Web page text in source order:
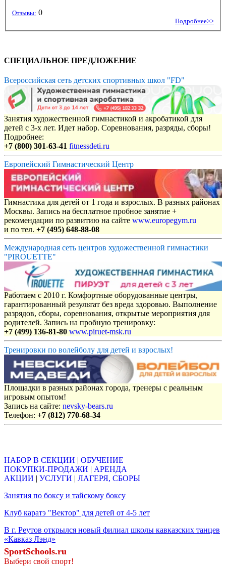
Отзывы: 0
Подробнее>>
СПЕЦИАЛЬНОЕ ПРЕДЛОЖЕНИЕ
Всероссийская сеть детских спортивных школ "FD"
Занятия художественной гимнастикой и акробатикой для
детей с 3-х лет. Идет набор. Соревнования, разряды, сборы!
Подробнее:
+7 (800) 301-63-41 fitnessdeti.ru
Европейский Гимнастический Центр
Гимнастика для детей от 1 года и взрослых. В разных районах
Москвы. Запись на бесплатное пробное занятие +
рекомендации по развитию на сайте www.europegym.ru
и по тел. +7 (495) 648-88-08
Международная сеть центров художественной гимнастики
"PIROUETTE"
Работаем с 2010 г. Комфортные оборудованные центры,
гарантированный результат без вреда здоровью. Выполнение
разрядов, сборы, соревнования, открытые мероприятия для
родителей. Запись на пробную тренировку:
+7 (499) 136-81-80 www.piruet-msk.ru
Тренировки по волейболу для детей и взрослых!
Площадки в разных районах города, тренеры с реальным
игровым опытом!
Запись на сайте: nevsky-bears.ru
Телефон: +7 (812) 770-68-34
НАБОР В СЕКЦИИ | ОБУЧЕНИЕ
ПОКУПКИ-ПРОДАЖИ | АРЕНДА
АКЦИИ | УСЛУГИ | ЛАГЕРЯ, СБОРЫ
Занятия по боксу и тайскому боксу
Клуб каратэ "Вектор" для детей от 4-5 лет
В г. Реутов открылся новый филиал школы кавказских танцев
«Кавказ Лэнд»
SportSchools.ru
Выбери свой спорт!